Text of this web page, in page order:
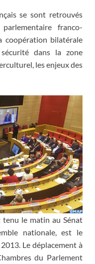
se sont retrouvés
franco-
bilatérale
dans la zone
les enjeux des
tenu le matin au Sénat
nationale, est le
Le déplacement à
du Parlement